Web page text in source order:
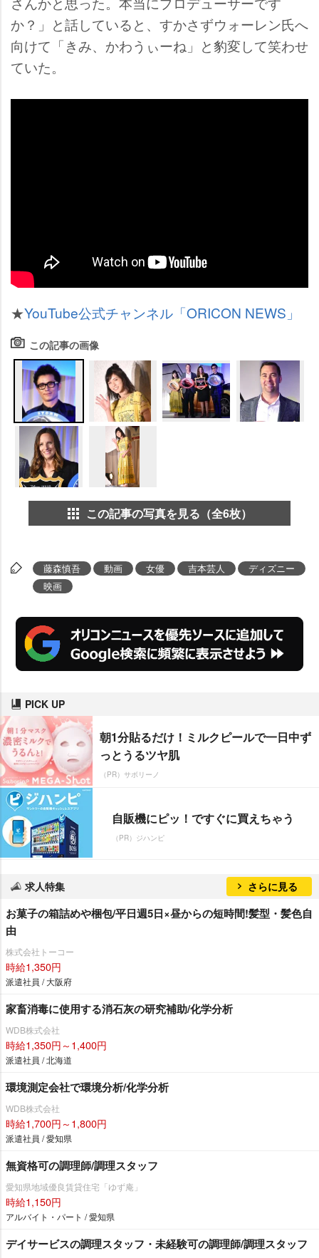
か？」と話していると、すかさずウォーレン氏へ
向けて「きみ、かわうぃーね」と豹変して笑わせ
ていた。
★YouTube公式チャンネル「ORICON NEWS」
この記事の画像
この記事の写真を見る（全6枚）
藤森慎吾 動画 女優 吉本芸人
ディズニー
映画
PICK UP
朝1分貼るだけ！ミルクピールで一日中ず
っとうるツヤ肌
（PR）サボリーノ
自販機にピッ！ですぐに買えちゃう
（PR）ジハンピ
求人特集 さらに見る
お菓子の箱詰めや梱包/平日週5日×昼からの短時間!髪型・髪色自
由
株式会社トーコー
時給1,350円
派遣社員 / 大阪府
家畜消毒に使用する消石灰の研究補助/化学分析
WDB株式会社
時給1,350円～1,400円
派遣社員 / 北海道
環境測定会社で環境分析/化学分析
WDB株式会社
時給1,700円～1,800円
派遣社員 / 愛知県
無資格可の調理師/調理スタッフ
愛知県地域優良賃貸住宅「ゆず庵」
時給1,150円
アルバイト・パート / 愛知県
デイサービスの調理スタッフ・未経験可の調理師/調理スタッフ